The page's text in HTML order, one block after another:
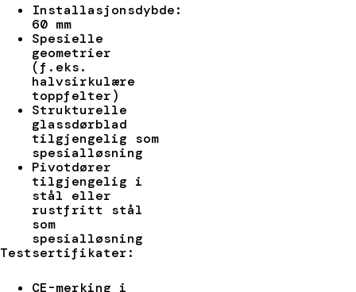
Installasjonsdybde:
60 mm
Spesielle
geometrier
(f.eks.
halvsirkulære
toppfelter)
Strukturelle
glassdørblad
tilgjengelig som
spesialløsning
Pivotdører
tilgjengelig i
stål eller
rustfritt stål
som
spesialløsning
Testsertifikater:
CE-merking i